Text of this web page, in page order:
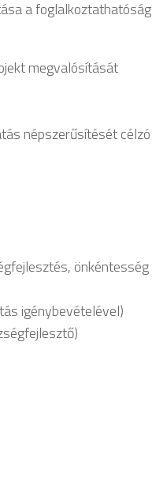
a foglalkoztathatóság
megvalósítását
népszerűsítését célzó
önkéntesség
igénybevételével)